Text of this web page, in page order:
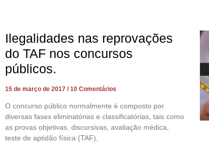
Ilegalidades nas reprovações
do TAF nos concursos
públicos.
15 de março de 2017 10 Comentários
O concurso público normalmente é composto por
diversas fases eliminatórias e classificatórias, tais como
as provas objetivas, discursivas, avaliação médica,
teste de aptidão física (TAF),